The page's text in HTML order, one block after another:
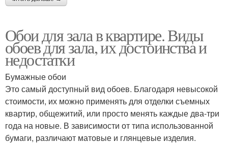
Обои для зала в квартире. Виды
обоев для зала, их достоинства и
недостатки
Бумажные обои
Это самый доступный вид обоев. Благодаря невысокой
стоимости, их можно применять для отделки съемных
квартир, общежитий, или просто менять каждые два-три
года на новые. В зависимости от типа использованной
бумаги, различают матовые и глянцевые изделия.